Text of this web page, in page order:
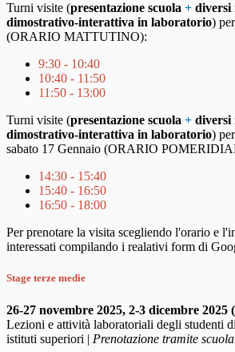
Turni visite (presentazione scuola + diversi
dimostrativo-interattiva in laboratorio) per
(ORARIO MATTUTINO):
9:30 - 10:40
10:40 - 11:50
11:50 - 13:00
Turni visite (presentazione scuola + diversi
dimostrativo-interattiva in laboratorio)
sabato 17 Gennaio (ORARIO
14:30 - 15:40
15:40 - 16:50
16:50 - 18:00
Per prenotare la visita scegliendo l'orario e
interessati compilando i realativi form di
Stage terze medie
26-27 novembre 2025, 2-3 dicembre 2025
Lezioni e attività laboratoriali degli studenti
istituti superiori | Prenotazione tramite